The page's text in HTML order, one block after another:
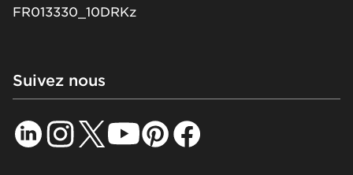
FR013330_10DRKz
Suivez nous